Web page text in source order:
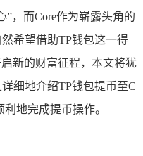
”，而Core作为崭露头角的
希望借助TP钱包这一得
新的财富征程，本文将犹
细地介绍TP钱包提币至C
地完成提币操作。